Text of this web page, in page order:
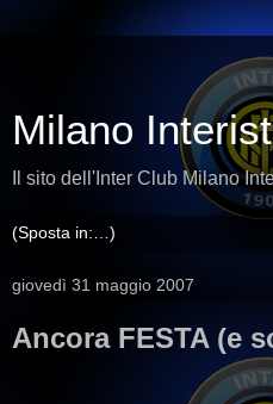
Milano
Il sito dell'Inter Club Milano
giovedì 31 maggio 2007
Ancora FESTA (e